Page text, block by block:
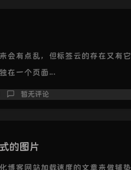
会有点乱，但标签云的存在又有它
在一个页面...
暂无评论
的图片
博客网站加载速度的文章来做铺垫